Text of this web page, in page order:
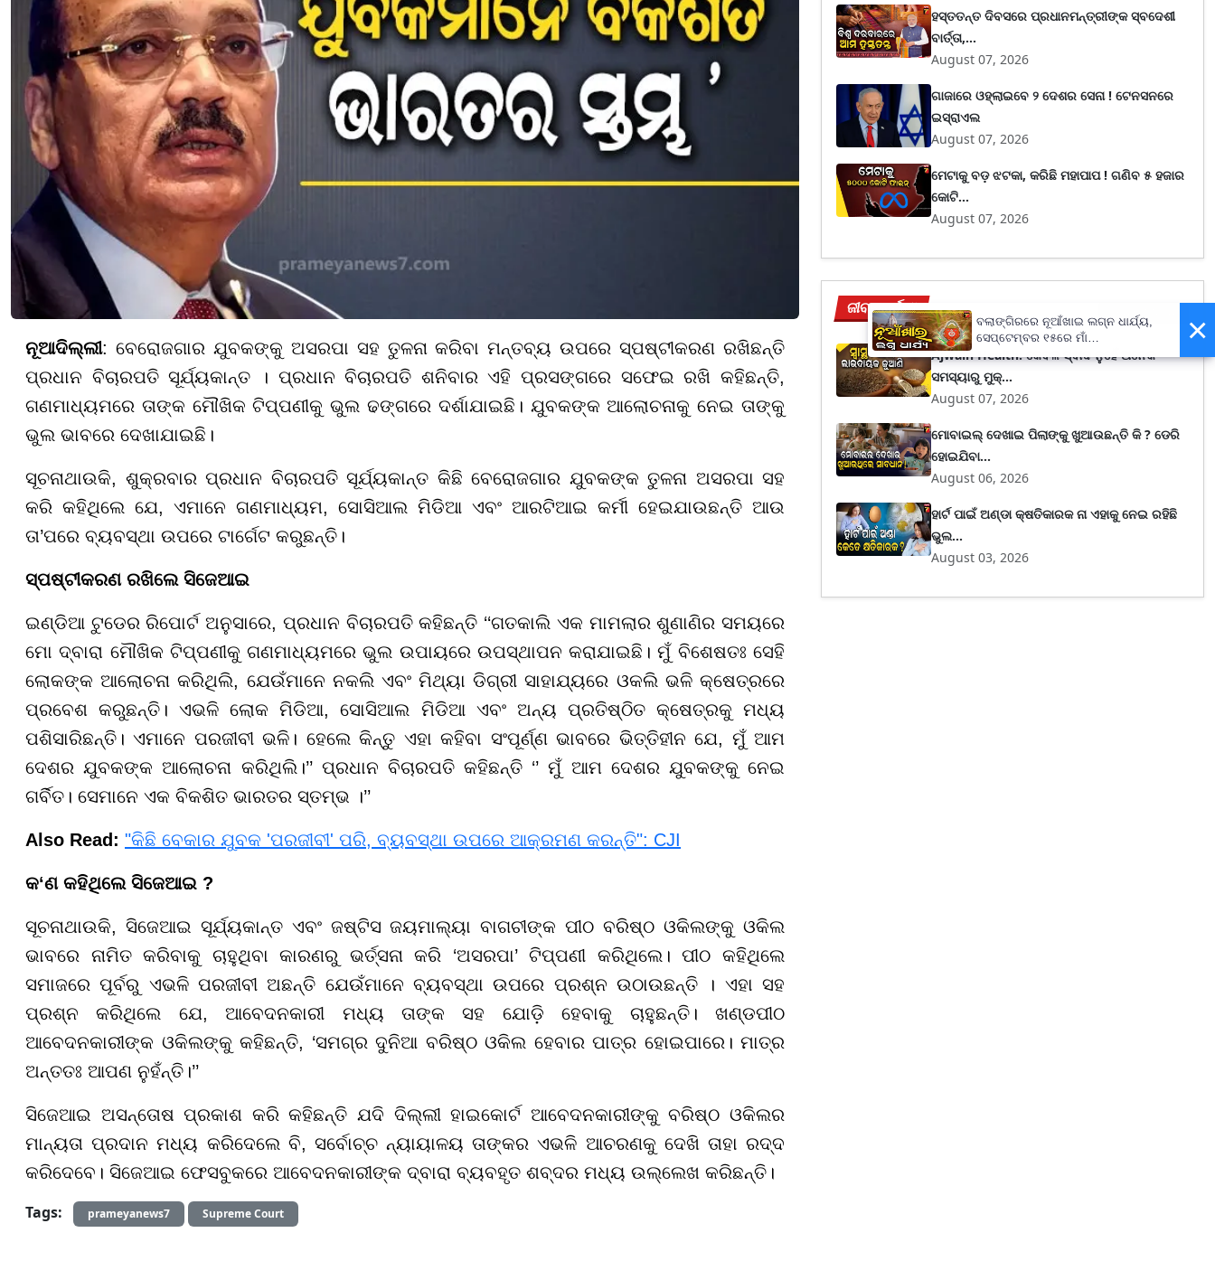
ନୂଆଦିଲ୍ଲୀ: ବେରୋଜଗାର ଯୁବକଙ୍କୁ ଅସରପା ସହ ତୁଳନା କରିବା ମନ୍ତବ୍ୟ ଉପରେ ସ୍ପଷ୍ଟୀକରଣ ରଖିଛନ୍ତି
ପ୍ରଧାନ ବିଚାରପତି ସୂର୍ଯ୍ୟକାନ୍ତ । ପ୍ରଧାନ ବିଚାରପତି ଶନିବାର ଏହି ପ୍ରସଙ୍ଗରେ ସଫେଇ ରଖି କହିଛନ୍ତି,
ଗଣମାଧ୍ୟମରେ ତାଙ୍କ ମୌଖିକ ଟିପ୍ପଣୀକୁ ଭୁଲ ଢଙ୍ଗରେ ଦର୍ଶାଯାଇଛି। ଯୁବକଙ୍କ ଆଲୋଚନାକୁ ନେଇ ତାଙ୍କୁ
ଭୁଲ ଭାବରେ ଦେଖାଯାଇଛି।
ସୂଚନାଥାଉକି, ଶୁକ୍ରବାର ପ୍ରଧାନ ବିଚାରପତି ସୂର୍ଯ୍ୟକାନ୍ତ କିଛି ବେରୋଜଗାର ଯୁବକଙ୍କ ତୁଳନା ଅସରପା ସହ
କରି କହିଥିଲେ ଯେ, ଏମାନେ ଗଣମାଧ୍ୟମ, ସୋସିଆଲ ମିଡିଆ ଏବଂ ଆରଟିଆଇ କର୍ମୀ ହେଇଯାଉଛନ୍ତି ଆଉ
ତା’ପରେ ବ୍ୟବସ୍ଥା ଉପରେ ଟାର୍ଗେଟ କରୁଛନ୍ତି।
ସ୍ପଷ୍ଟୀକରଣ ରଖିଲେ ସିଜେଆଇ
ଇଣ୍ଡିଆ ଟୁଡେର ରିପୋର୍ଟ ଅନୁସାରେ, ପ୍ରଧାନ ବିଚାରପତି କହିଛନ୍ତି ‘‘ଗତକାଲି ଏକ ମାମଲାର ଶୁଣାଣିର ସମୟରେ
ମୋ ଦ୍ବାରା ମୌଖିକ ଟିପ୍ପଣୀକୁ ଗଣମାଧ୍ୟମରେ ଭୁଲ ଉପାୟରେ ଉପସ୍ଥାପନ କରାଯାଇଛି। ମୁଁ ବିଶେଷତଃ ସେହି
ଲୋକଙ୍କ ଆଲୋଚନା କରିଥିଲି, ଯେଉଁମାନେ ନକଲି ଏବଂ ମିଥ୍ୟା ଡିଗ୍ରୀ ସାହାଯ୍ୟରେ ଓକଲି ଭଳି କ୍ଷେତ୍ରରେ
ପ୍ରବେଶ କରୁଛନ୍ତି। ଏଭଳି ଲୋକ ମିଡିଆ, ସୋସିଆଲ ମିଡିଆ ଏବଂ ଅନ୍ୟ ପ୍ରତିଷ୍ଠିତ କ୍ଷେତ୍ରକୁ ମଧ୍ୟ
ପଶିସାରିଛନ୍ତି। ଏମାନେ ପରଜୀବୀ ଭଳି। ହେଲେ କିନ୍ତୁ ଏହା କହିବା ସଂପୂର୍ଣ୍ଣ ଭାବରେ ଭିତ୍ତିହୀନ ଯେ, ମୁଁ ଆମ
ଦେଶର ଯୁବକଙ୍କ ଆଲୋଚନା କରିଥିଲି।’’ ପ୍ରଧାନ ବିଚାରପତି କହିଛନ୍ତି ‘’ ମୁଁ ଆମ ଦେଶର ଯୁବକଙ୍କୁ ନେଇ
ଗର୍ବିତ। ସେମାନେ ଏକ ବିକଶିତ ଭାରତର ସ୍ତମ୍ଭ ।’’
Also Read: "କିଛି ବେକାର ଯୁବକ 'ପରଜୀବୀ' ପରି, ବ୍ୟବସ୍ଥା ଉପରେ ଆକ୍ରମଣ କରନ୍ତି": CJI
କ‘ଣ କହିଥିଲେ ସିଜେଆଇ ?
ସୂଚନାଥାଉକି, ସିଜେଆଇ ସୂର୍ଯ୍ୟକାନ୍ତ ଏବଂ ଜଷ୍ଟିସ ଜୟମାଲ୍ୟା ବାଗଚୀଙ୍କ ପୀଠ ବରିଷ୍ଠ ଓକିଲଙ୍କୁ ଓକିଲ
ଭାବରେ ନାମିତ କରିବାକୁ ଚାହୁଥିବା କାରଣରୁ ଭର୍ତ୍ସନା କରି ‘ଅସରପା’ ଟିପ୍ପଣୀ କରିଥିଲେ। ପୀଠ କହିଥିଲେ
ସମାଜରେ ପୂର୍ବରୁ ଏଭଳି ପରଜୀବୀ ଅଛନ୍ତି ଯେଉଁମାନେ ବ୍ୟବସ୍ଥା ଉପରେ ପ୍ରଶ୍ନ ଉଠାଉଛନ୍ତି । ଏହା ସହ
ପ୍ରଶ୍ନ କରିଥିଲେ ଯେ, ଆବେଦନକାରୀ ମଧ୍ୟ ତାଙ୍କ ସହ ଯୋଡ଼ି ହେବାକୁ ଚାହୁଛନ୍ତି। ଖଣ୍ଡପୀଠ
ଆବେଦନକାରୀଙ୍କ ଓକିଲଙ୍କୁ କହିଛନ୍ତି, ‘ସମଗ୍ର ଦୁନିଆ ବରିଷ୍ଠ ଓକିଲ ହେବାର ପାତ୍ର ହୋଇପାରେ। ମାତ୍ର
ଅନ୍ତତଃ ଆପଣ ନୁହଁନ୍ତି।’’
ସିଜେଆଇ ଅସନ୍ତୋଷ ପ୍ରକାଶ କରି କହିଛନ୍ତି ଯଦି ଦିଲ୍ଲୀ ହାଇକୋର୍ଟ ଆବେଦନକାରୀଙ୍କୁ ବରିଷ୍ଠ ଓକିଲର
ମାନ୍ୟତା ପ୍ରଦାନ ମଧ୍ୟ କରିଦେଲେ ବି, ସର୍ବୋଚ୍ଚ ନ୍ୟାୟାଳୟ ତାଙ୍କର ଏଭଳି ଆଚରଣକୁ ଦେଖି ତାହା ରଦ୍ଦ
କରିଦେବେ। ସିଜେଆଇ ଫେସବୁକରେ ଆବେଦନକାରୀଙ୍କ ଦ୍ବାରା ବ୍ୟବହୃତ ଶବ୍ଦର ମଧ୍ୟ ଉଲ୍ଲେଖ କରିଛନ୍ତି।
Tags:
prameyanews7 Supreme Court
ହସ୍ତତନ୍ତ ଦିବସରେ ପ୍ରଧାନମନ୍ତ୍ରୀଙ୍କ ସ୍ବଦେଶୀ
ବାର୍ତ୍ତା,...
August 07, 2026
ଗାଜାରେ ଓହ୍ଲାଇବେ ୨ ଦେଶର ସେନା ! ଟେନସନରେ
ଇସ୍ରାଏଲ
August 07, 2026
ମେଟାକୁ ବଡ଼ ଝଟକା, କରିଛି ମହାପାପ ! ଗଣିବ ୫ ହଜାର
କୋଟି...
August 07, 2026
ଜୀବନଚର୍ଯ୍ୟା View More
Ajwain Health: କେବଳ ସ୍ଵାଦ ନୁହେଁ ଅନେକ
ସମସ୍ୟାରୁ ମୁକ୍...
August 07, 2026
ମୋବାଇଲ୍ ଦେଖାଇ ପିଲାଙ୍କୁ ଖୁଆଉଛନ୍ତି କି ? ଡେରି
ହୋଇଯିବା...
August 06, 2026
ହାର୍ଟ ପାଇଁ ଅଣ୍ଡା କ୍ଷତିକାରକ ନା ଏହାକୁ ନେଇ ରହିଛି
ଭୁଲ...
August 03, 2026
×
ବଲାଙ୍ଗିରରେ ନୂଆଁଖାଇ ଲଗ୍ନ ଧାର୍ଯ୍ୟ,
ସେପ୍ଟେମ୍ବର ୧୫ରେ ମାଁ
ପାଟଣେଶ୍ୱରୀଙ୍କ ନିକଟରେ ଲାଗି ହେବ
ନବାନ୍ନ